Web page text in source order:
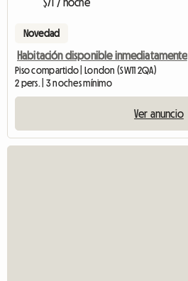
Novedad
Habitación disponible inmediatamente
Piso compartido | London (SW11 2QA)
2 pers. | 3 noches mínimo
Ver anuncio